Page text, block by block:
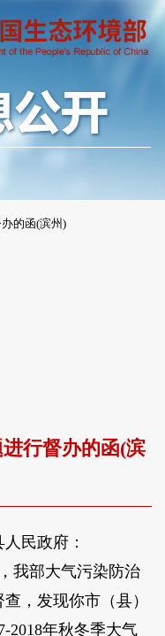
的函(滨州)
行督办的函(滨
民政府：
我部大气污染防治
，发现你市（县）
2018年秋冬季大气